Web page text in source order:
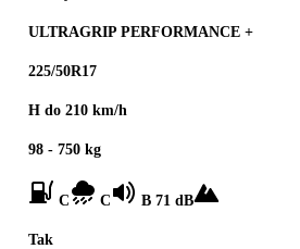
ULTRAGRIP PERFORMANCE +
225/50R17
H do 210 km/h
98 - 750 kg
C C B 71 dB
Tak